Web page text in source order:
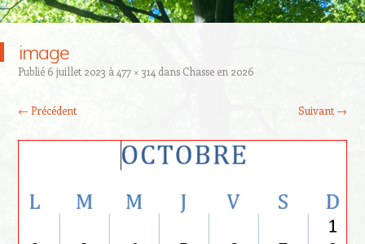
image
Publié 6 juillet 2023 à 477 × 314 dans Chasse en 2026
← Précédent Suivant →